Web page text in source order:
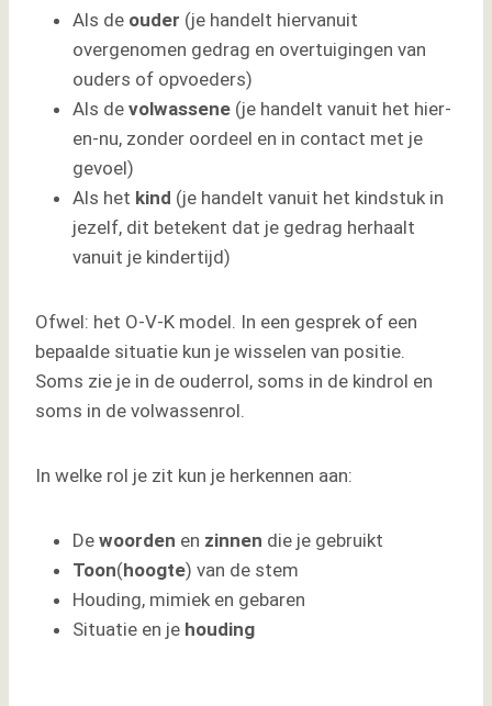
Als de ouder (je handelt hiervanuit
overgenomen gedrag en overtuigingen van
ouders of opvoeders)
Als de volwassene (je handelt vanuit het hier-
en-nu, zonder oordeel en in contact met je
gevoel)
Als het kind (je handelt vanuit het kindstuk in
jezelf, dit betekent dat je gedrag herhaalt
vanuit je kindertijd)
Ofwel: het O-V-K model. In een gesprek of een
bepaalde situatie kun je wisselen van positie.
Soms zie je in de ouderrol, soms in de kindrol en
soms in de volwassenrol.
In welke rol je zit kun je herkennen aan:
De woorden en zinnen die je gebruikt
Toon(hoogte) van de stem
Houding, mimiek en gebaren
Situatie en je houding